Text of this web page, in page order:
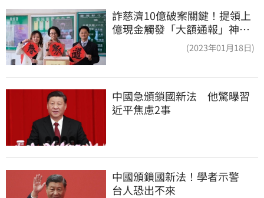
詐慈濟10億破案關鍵！提領上
億現金觸發「大額通報」神鬼
(2023年01月18日)
中國急頒鎖國新法　他驚曝習
近平焦慮2事
中國頒鎖國新法！學者示警
台人恐出不來